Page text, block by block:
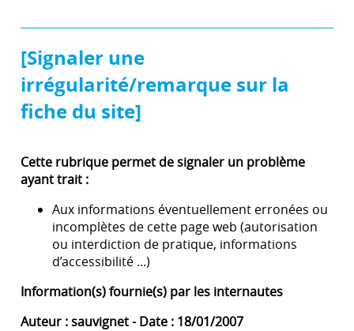
[Signaler une
irrégularité/remarque sur la
fiche du site]
Cette rubrique permet de signaler un problème
ayant trait :
Aux informations éventuellement erronées ou
incomplètes de cette page web (autorisation
ou interdiction de pratique, informations
d’accessibilité ...)
Information(s) fournie(s) par les internautes
Auteur : sauvignet - Date : 18/01/2007